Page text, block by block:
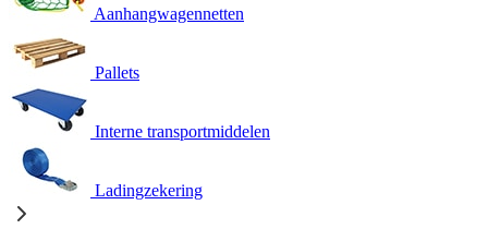
Aanhangwagennetten
Pallets
Interne transportmiddelen
Ladingzekering